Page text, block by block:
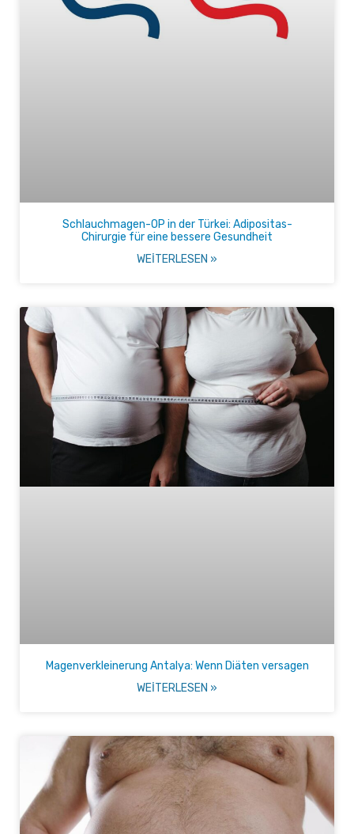
Schlauchmagen-OP in der Türkei: Adipositas-
Chirurgie für eine bessere Gesundheit
WEITERLESEN »
Magenverkleinerung Antalya: Wenn Diäten versagen
WEITERLESEN »